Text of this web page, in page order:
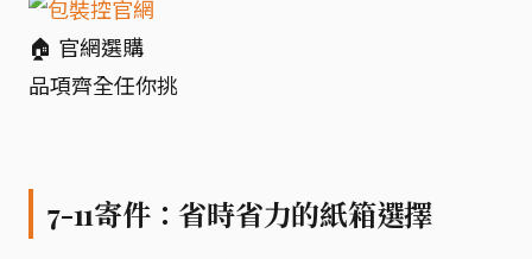
🏠 官網選購
品項齊全任你挑
7-11寄件：省時省力的紙箱選擇